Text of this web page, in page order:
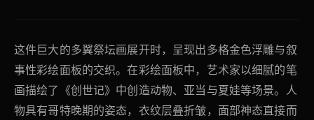
这件巨大的多翼祭坛画展开时，呈现出多格金色浮雕与叙
事性彩绘面板的交织。在彩绘面板中，艺术家以细腻的笔
画描绘了《创世记》中创造动物、亚当与夏娃等场景。人
物具有哥特晚期的姿态，衣纹层叠折皱，面部神态直接而